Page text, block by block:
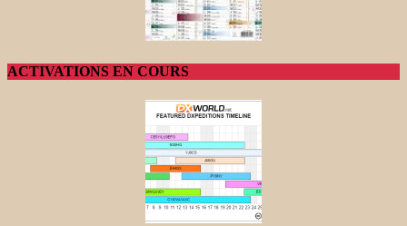
ACTIVATIONS EN COURS